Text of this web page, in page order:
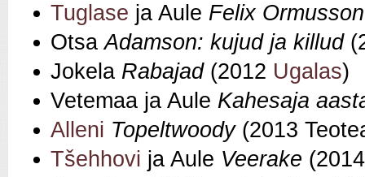
Tuglase ja Aule Felix Ormusson
OtsaAdamson: kujud ja killud
Jokela Rabajad(2012 Ugalas)
Vetemaa ja Aule Kahesaja
Alleni Topeltwoody(2013
Tšehhovi ja Aule Veerake